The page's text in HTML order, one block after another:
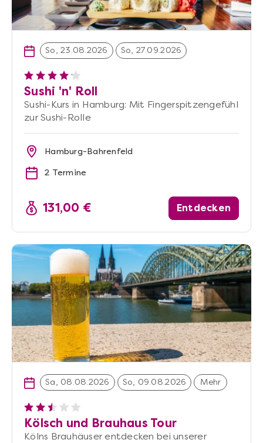
So, 23.08.2026 So, 27.09.2026
Sushi 'n' Roll
Sushi-Kurs in Hamburg: Mit Fingerspitzengefühl
zur Sushi-Rolle
Hamburg-Bahrenfeld
2 Termine
131,00 € Entdecken
Sa, 08.08.2026 So, 09.08.2026 Mehr
Kölsch und Brauhaus Tour
Kölns Brauhäuser entdecken bei unserer